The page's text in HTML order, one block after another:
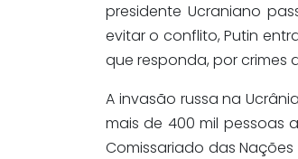
presidente Ucraniano
evitar o conflito, Putin
que responda, por crimes
A invasão russa na
mais de 400 mil pessoas
Comissariado das